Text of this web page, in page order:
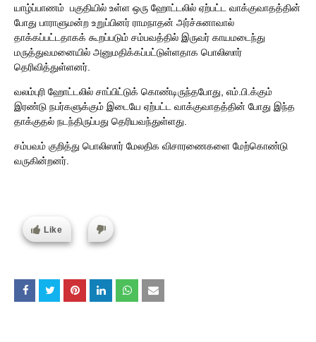
யாழ்ப்பாணம் பகுதியில் உள்ள ஒரு ஹோட்டலில் ஏற்பட்ட வாக்குவாதத்தின்
போது பாராளுமன்ற உறுப்பினர் ராமநாதன் அர்ச்சுனாவால்
தாக்கப்பட்டதாகக் கூறப்படும் சம்பவத்தில் இருவர் காயமடைந்து
மருத்துவமனையில் அனுமதிக்கப்பட்டுள்ளதாக பொலிஸார்
தெரிவித்துள்ளனர்.
வலம்புரி ஹோட்டலில் சாப்பிட்டுக் கொண்டிருந்தபோது, ​​எம்.பி.க்கும்
இரண்டு நபர்களுக்கும் இடையே ஏற்பட்ட வாக்குவாதத்தின் போது இந்த
தாக்குதல் நடந்திருப்பது தெரியவந்துள்ளது.
சம்பவம் குறித்து பொலிஸார் மேலதிக விசாரணைகளை மேற்கொண்டு
வருகின்றனர்.
Like